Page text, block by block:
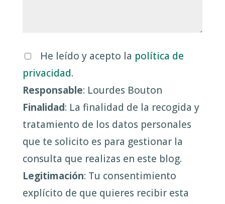
He leído y acepto la política de
privacidad.
Responsable: Lourdes Bouton
Finalidad: La finalidad de la recogida y
tratamiento de los datos personales
que te solicito es para gestionar la
consulta que realizas en este blog.
Legitimación: Tu consentimiento
explícito de que quieres recibir esta